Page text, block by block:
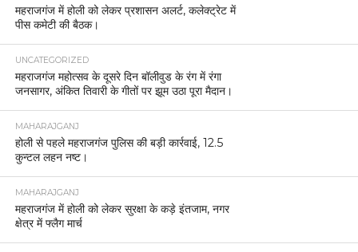
महराजगंज में होली को लेकर प्रशासन अलर्ट, कलेक्ट्रेट में
पीस कमेटी की बैठक।
UNCATEGORIZED
महराजगंज महोत्सव के दूसरे दिन बॉलीवुड के रंग में रंगा
जनसागर, अंकित तिवारी के गीतों पर झूम उठा पूरा मैदान।
MAHARAJGANJ
होली से पहले महराजगंज पुलिस की बड़ी कार्रवाई, 12.5
कुन्टल लहन नष्ट।
MAHARAJGANJ
महराजगंज में होली को लेकर सुरक्षा के कड़े इंतजाम, नगर
क्षेत्र में फ्लैग मार्च